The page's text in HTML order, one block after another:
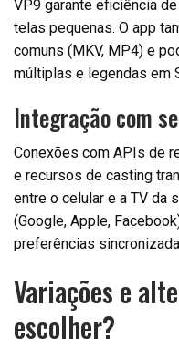
VP9 garante eficiência
telas pequenas. O app
comuns (MKV, MP4) e
múltiplas e legendas em
Integração com
Conexões com APIs de
e recursos de casting
entre o celular e a TV da
(Google, Apple,
preferências
Variações e
escolher?